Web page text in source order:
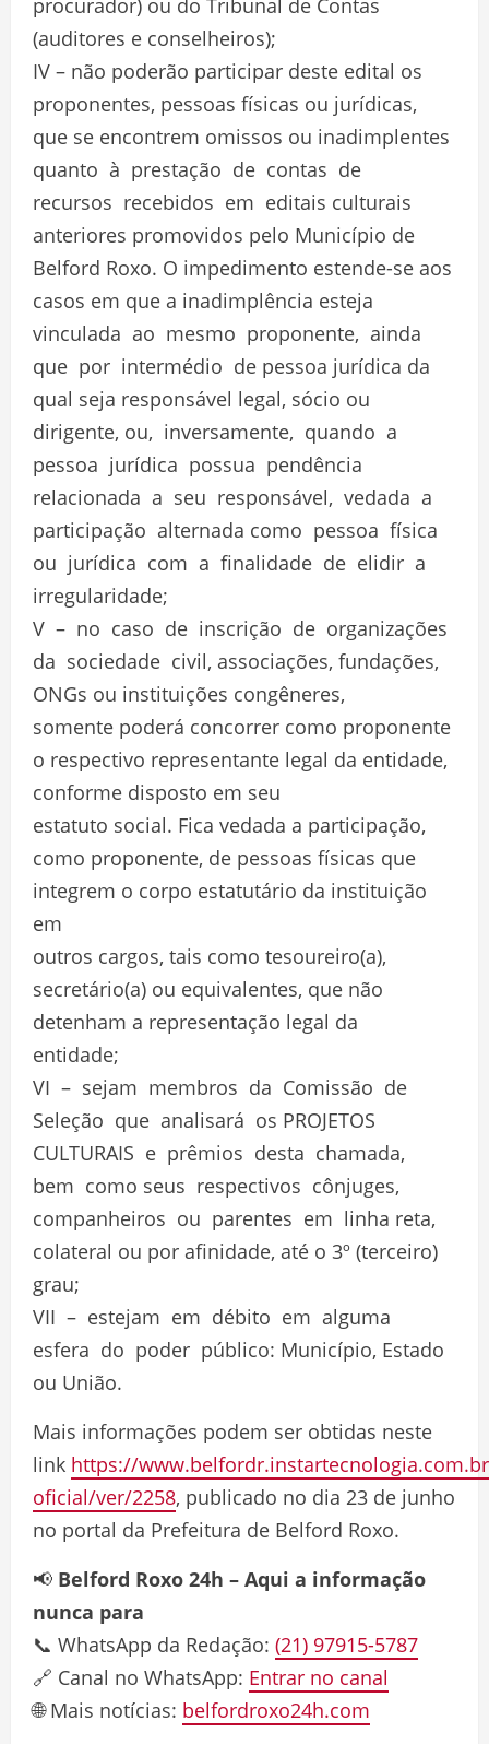
procurador) ou do Tribunal de Contas
(auditores e conselheiros);
IV – não poderão participar deste edital os
proponentes, pessoas físicas ou jurídicas,
que se encontrem omissos ou inadimplentes
quanto à prestação de contas de
recursos recebidos em editais culturais
anteriores promovidos pelo Município de
Belford Roxo. O impedimento estende-se aos
casos em que a inadimplência esteja
vinculada ao mesmo proponente, ainda
que por intermédio de pessoa jurídica da
qual seja responsável legal, sócio ou
dirigente, ou, inversamente, quando a
pessoa jurídica possua pendência
relacionada a seu responsável, vedada a
participação alternada como pessoa física
ou jurídica com a finalidade de elidir a
irregularidade;
V – no caso de inscrição de organizações
da sociedade civil, associações, fundações,
ONGs ou instituições congêneres,
somente poderá concorrer como proponente
o respectivo representante legal da entidade,
conforme disposto em seu
estatuto social. Fica vedada a participação,
como proponente, de pessoas físicas que
integrem o corpo estatutário da instituição
em
outros cargos, tais como tesoureiro(a),
secretário(a) ou equivalentes, que não
detenham a representação legal da
entidade;
VI – sejam membros da Comissão de
Seleção que analisará os PROJETOS
CULTURAIS e prêmios desta chamada,
bem como seus respectivos cônjuges,
companheiros ou parentes em linha reta,
colateral ou por afinidade, até o 3º (terceiro)
grau;
VII – estejam em débito em alguma
esfera do poder público: Município, Estado
ou União.
Mais informações podem ser obtidas neste
link https://
oficial/ver/2258, publicado no dia 23 de junho
no portal da Prefeitura de Belford Roxo.
📢 Belford Roxo 24h – Aqui a informação
nunca para
📞 WhatsApp da Redação: (21) 97915-5787
🔗 Canal no WhatsApp: Entrar no canal
🌐 Mais notícias: belfordroxo24h.com